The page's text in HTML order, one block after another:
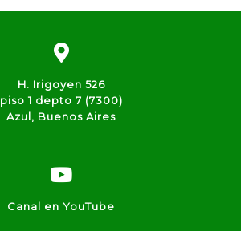
H. Irigoyen 526
piso 1 depto 7 (7300)
Azul, Buenos Aires
Canal en YouTube